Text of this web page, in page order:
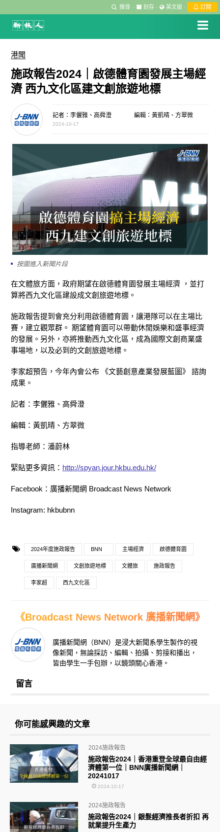
搜尋 · 封存 · 英文版 · 訂閱
港聞
施政報告2024｜啟德體育園發展主場經
濟 西九文化區建文創旅遊地標
記者：李儷雅、高舜澄 編輯：黃凱晴、方翠微
2024-10-17
按圖進入新聞片段
在文體旅方面，政府期望在啟德體育園發展主場經濟 ，並打
算將西九文化區建設成文創旅遊地標。
施政報吿提到會充分利用啟德體育園，讓港隊可以在主場比
賽，建立觀眾群。 期望體育園可以帶動休閒娛樂和盛事經濟
的發展。另外，亦將推動西九文化區，成為國際文創商業盛
事場地，以及必到的文創旅遊地標。
李家超預告，今年內會公布 《文藝創意產業發展藍圖》 諮詢
成果。
記者：李儷雅、高舜澄
編輯：黃凱晴、方翠微
指導老師：潘蔚林
緊貼更多資訊： http://spyan.jour.hkbu.edu.hk/
Facebook：廣播新聞網 Broadcast News Network
Instagram: hkbubnn
2024年度施政報告 BNN 主場經濟 啟德體育園
廣播新聞網 文創旅遊地標 文體旅 施政報告
李家超 西九文化區
《Broadcast News Network 廣播新聞網》
廣播新聞網（BNN）是浸大新聞系學生製作的視
像新聞，無論採訪、編輯、拍攝、剪接和播出，
皆由學生一手包辦，以鏡頭關心香港。
留言
你可能感興趣的文章
施政報告2024｜香港重登全球最自由經
濟體第一位｜BNN廣播新聞網｜
20241017
2024施政報告
2024-10-17
施政報告2024｜銀髮經濟推長者折扣 再
就業提升生產力
2024施政報告